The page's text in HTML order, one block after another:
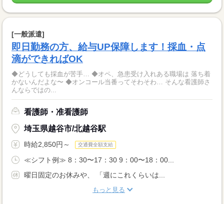
[一般派遣]
即日勤務の方、給与UP保障します！採血・点
滴ができればOK
◆どうしても採血が苦手… ◆オペ、急患受け入れある職場は 落ち着
かないんだよな〜 ◆オンコール当番ってそわそわ… そんな看護師さ
んならではの...
看護師・准看護師
埼玉県越谷市/北越谷駅
時給2,850円～ 交通費全額支給
≪シフト例≫ 8：30〜17：30 9：00〜18：00...
曜日固定のお休みや、 「週にこれくらいは...
もっと見る